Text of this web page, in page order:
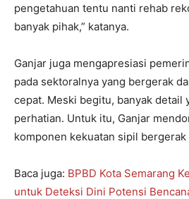
pengetahuan tentu nanti rehab
banyak pihak,” katanya.
Ganjar juga mengapresiasi
pada sektoralnya yang bergerak
cepat. Meski begitu, banyak detail
perhatian. Untuk itu, Ganjar
komponen kekuatan sipil bergerak
Baca juga: BPBD Kota Semarang
untuk Deteksi Dini Potensi